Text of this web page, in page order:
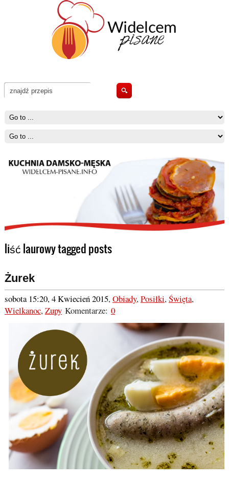
liść laurowy tagged posts
Żurek
sobota 15:20, 4 Kwiecień 2015,Obiady,Posiłki,Święta,
Wielkanoc,ZupyKomentarze: 0